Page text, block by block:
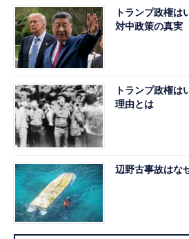
トランプ政権は
対中政策の真実
トランプ政権は
理由とは
辺野古事故はな